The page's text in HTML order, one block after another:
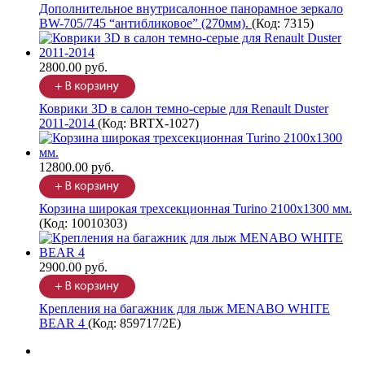
Дополнительное внутрисалонное панорамное зеркало
BW-705/745 “антибликовое” (270мм). (Код: 7315)
2800.00 руб.
Коврики 3D в салон темно-серые для Renault Duster
2011-2014 (Код: BRTX-1027)
12800.00 руб.
Корзина широкая трехсекционная Turino 2100х1300 мм.
(Код: 10010303)
2900.00 руб.
Крепления на багажник для лыж MENABO WHITE
BEAR 4 (Код: 859717/2Е)